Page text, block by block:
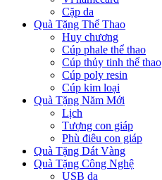
Cặp da
Quà Tặng Thể Thao
Huy chương
Cúp phale thể thao
Cúp thủy tinh thể thao
Cúp poly resin
Cúp kim loại
Quà Tặng Năm Mới
Lịch
Tượng con giáp
Phù điêu con giáp
Quà Tặng Dát Vàng
Quà Tặng Công Nghệ
USB da